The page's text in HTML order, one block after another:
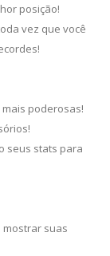
posição!
vez que você
poderosas!
seus stats para
mostrar suas